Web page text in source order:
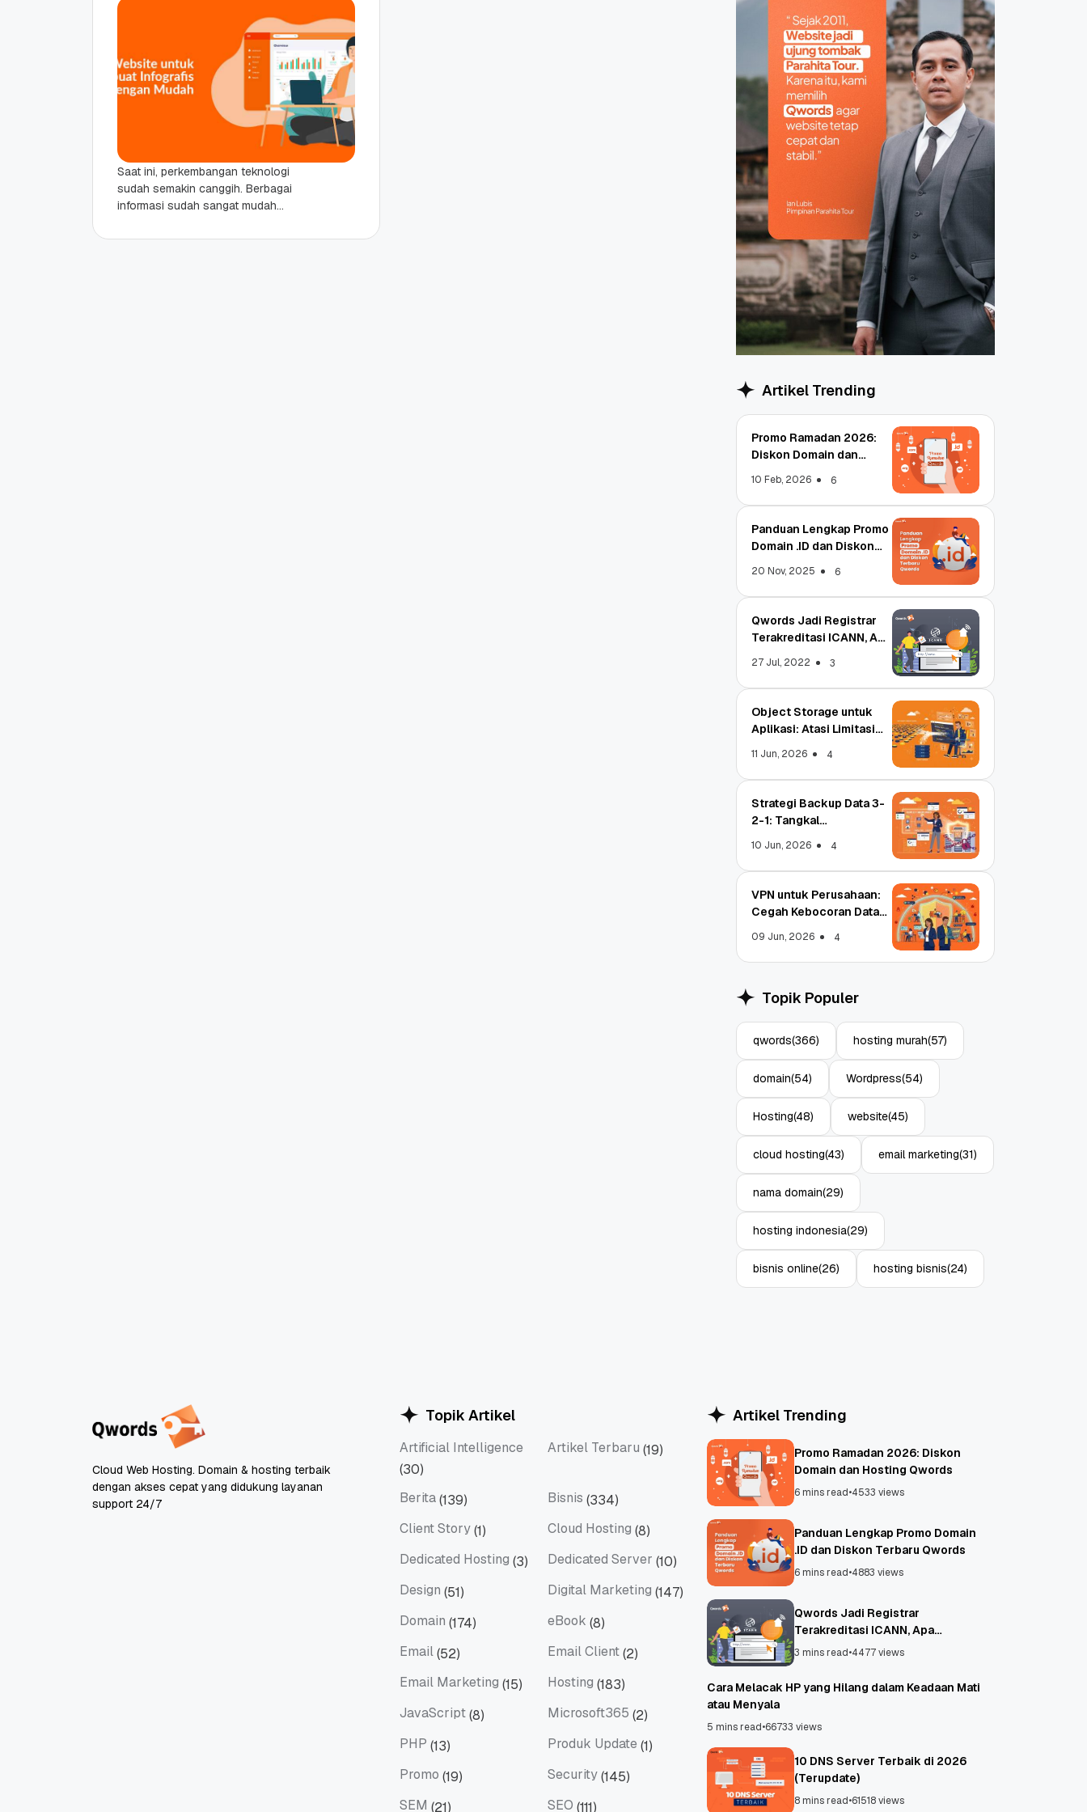
Aplikasi: Atasi Limitasi
11 Jun, 2026 4
Saat ini, perkembangan teknologi
sudah semakin canggih. Berbagai
informasi sudah sangat mudah
detik. Misalnya saja dengan adanya
Artikel Trending
Promo Ramadan 2026:
Diskon Domain dan
10 Feb, 2026 6
Panduan Lengkap Promo
Domain .ID dan Diskon
20 Nov, 2025 6
Qwords Jadi Registrar
Terakreditasi ICANN, Apa
27 Jul, 2022 3
Object Storage untuk
Aplikasi: Atasi Limitasi
11 Jun, 2026 4
Strategi Backup Data 3-
2-1: Tangkal
10 Jun, 2026 4
VPN untuk Perusahaan:
Cegah Kebocoran Data
09 Jun, 2026 4
Topik Populer
qwords(366) hosting murah(57)
domain(54) Wordpress(54)
Hosting(48) website(45)
cloud hosting(43) email marketing(31)
nama domain(29)
hosting indonesia(29)
bisnis online(26) hosting bisnis(24)
Cloud Web Hosting. Domain & hosting terbaik
dengan akses cepat yang didukung layanan
support 24/7
Topik Artikel
Artificial Intelligence
Artificial Intelligence
(30)
Artikel Terbaru (19)
Berita(139) Bisnis (334)
Client Story(1) Cloud Hosting (8)
Dedicated Hosting (3) Dedicated Server (10)
Design (51) Digital Marketing (147)
Domain (174) eBook (8)
Email(52) Email Client(2)
Email Marketing (15) Hosting (183)
JavaScript(8) Microsoft365 (2)
PHP (13) Produk Update (1)
Promo (19) Security(145)
SEM (21) SEO (111)
Artikel Trending
Promo Ramadan 2026: Diskon
Domain dan Hosting Qwords
6 mins read•4533 views
Panduan Lengkap Promo Domain
.ID dan Diskon Terbaru Qwords
6 mins read•4883 views
Qwords Jadi Registrar
Terakreditasi ICANN, Apa
Untungnya?
3 mins read•4477 views
Cara Melacak HP yang Hilang dalam Keadaan Mati
atau Menyala
5 mins read•66733 views
10 DNS Server Terbaik di 2026
(Terupdate)
8 mins read•61518 views